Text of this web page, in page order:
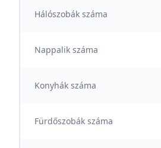
Hálószobák száma
Nappalik száma
Konyhák száma
Fürdőszobák száma